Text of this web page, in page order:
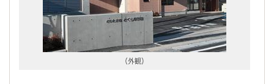
（外観）